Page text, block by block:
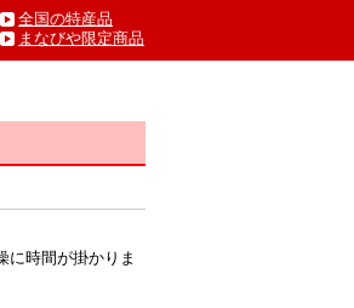
全国の特産品
まなびや限定商品
時間が掛かりま